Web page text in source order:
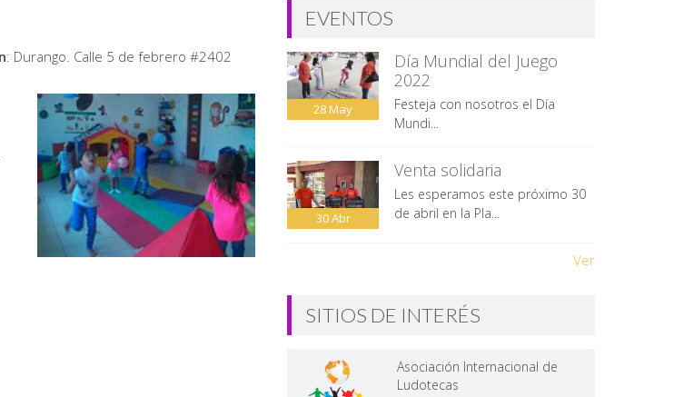
: Durango. Calle 5 de febrero #2402
EVENTOS
28May
Día Mundial del Juego
2022
Festeja con nosotros el Día
Mundi...
30Abr
Venta solidaria
Les esperamos este próximo 30
de abril en la Pla...
Ver
SITIOS DE INTERÉS
Asociación Internacional de
Ludotecas